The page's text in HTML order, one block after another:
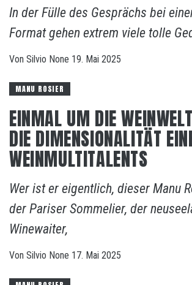
In der Fülle des Gesprächs bei
Format gehen extrem viele tolle
Von Silvio None 19. Mai 2025
MANU ROSIER
EINMAL UM DIE
DIE DIMENSIONALITÄT
WEINMULTITALENTS
Wer ist er eigentlich, dieser Manu
der Pariser Sommelier, der
Winewaiter,
Von Silvio None 17. Mai 2025